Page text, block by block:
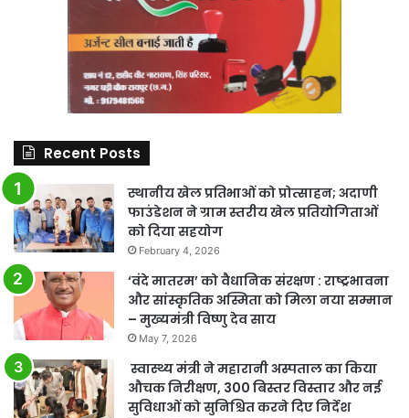
Recent Posts
स्थानीय खेल प्रतिभाओं को प्रोत्साहन; अदाणी
फाउंडेशन ने ग्राम स्तरीय खेल प्रतियोगिताओं
को दिया सहयोग
February 4, 2026
‘वंदे मातरम’ को वैधानिक संरक्षण : राष्ट्रभावना
और सांस्कृतिक अस्मिता को मिला नया सम्मान
– मुख्यमंत्री विष्णु देव साय
May 7, 2026
स्वास्थ्य मंत्री ने महारानी अस्पताल का किया
औचक निरीक्षण, 300 बिस्तर विस्तार और नई
सुविधाओं को सुनिश्चित करने दिए निर्देश